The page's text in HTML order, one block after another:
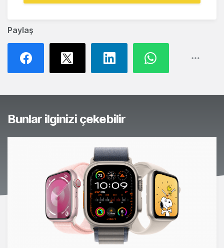
Paylaş
Bunlar ilginizi çekebilir